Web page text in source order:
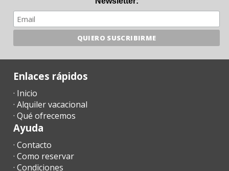
Enlaces rápidos
· Inicio
· Alquiler vacacional
· Qué ofrecemos
Ayuda
· Contacto
· Como reservar
· Condiciones